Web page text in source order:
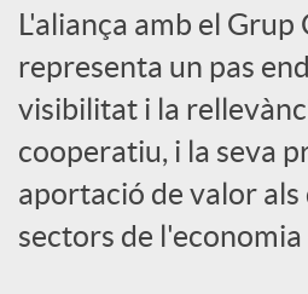
e
c
o
L'aliança amb el Grup
representa un pas
visibilitat i la
cooperatiu, i la seva
aportació de valor
sectors de